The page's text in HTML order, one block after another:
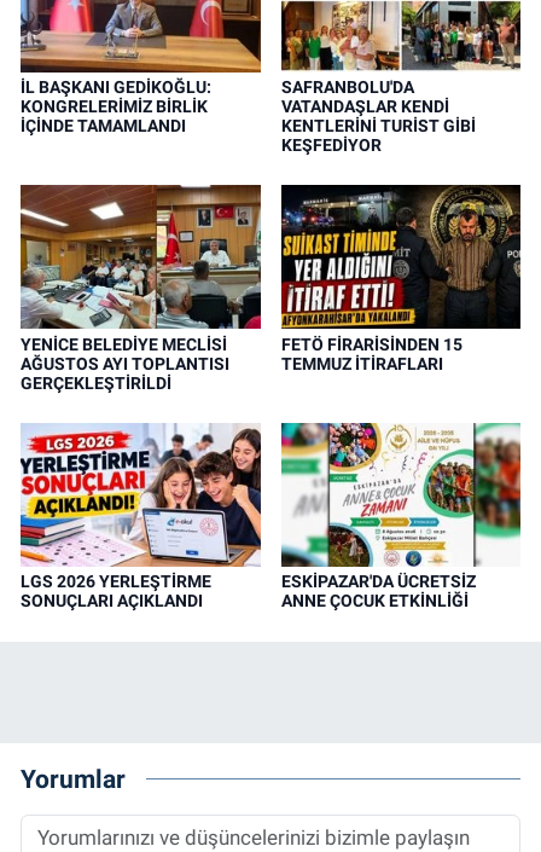
İL BAŞKANI GEDİKOĞLU:
KONGRELERİMİZ BİRLİK
İÇİNDE TAMAMLANDI
SAFRANBOLU'DA
VATANDAŞLAR KENDİ
KENTLERİNİ TURİST GİBİ
KEŞFEDİYOR
YENİCE BELEDİYE MECLİSİ
AĞUSTOS AYI TOPLANTISI
GERÇEKLEŞTİRİLDİ
FETÖ FİRARİSİNDEN 15
TEMMUZ İTİRAFLARI
LGS 2026 YERLEŞTİRME
SONUÇLARI AÇIKLANDI
ESKİPAZAR'DA ÜCRETSİZ
ANNE ÇOCUK ETKİNLİĞİ
Yorumlar